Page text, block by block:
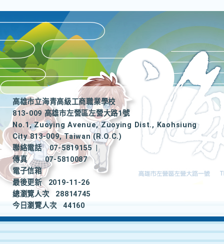
高雄市立海青高級工商職業學校
813-009 高雄市左營區左營大路1號
No.1, Zuoying Avenue, Zuoying Dist., Kaohsiung
City 813-009, Taiwan (R.O.C.)
聯絡電話
07-5819155
|
傳真
07-5810087
電子信箱
最後更新
2019-11-26
總瀏覽人次
28814745
今日瀏覽人次
44160